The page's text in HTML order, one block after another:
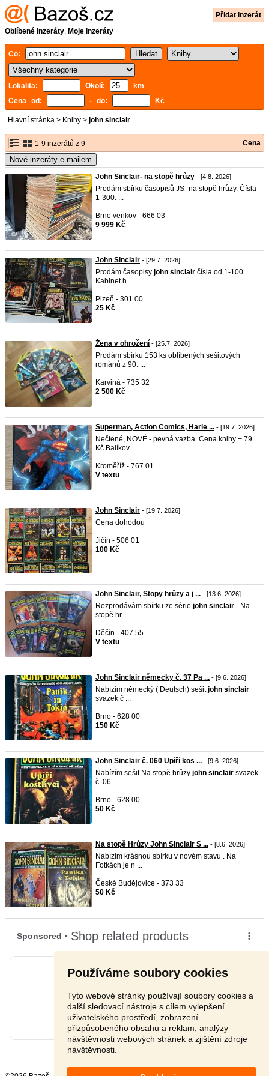
Používáme soubory cookies
Tyto webové stránky používají soubory cookies a
další sledovací nástroje s cílem vylepšení
uživatelského prostředí, zobrazení
přizpůsobeného obsahu a reklam, analýzy
návštěvnosti webových stránek a zjištění zdroje
návštěvnosti.
Přidat inzerát
Oblíbené inzeráty, Moje inzeráty
Co:
Lokalita: Okolí:
km
Cena od:
- do: Kč
Hlavní stránka > Knihy > john sinclair
1-9 inzerátů z 9 Cena
Nové inzeráty e-mailem
John Sinclair- na stopě hrůzy - [4.8. 2026]
Prodám sbírku časopisů JS- na stopě hrůzy. Čísla
1-300. ...
Brno venkov - 666 03
9 999 Kč
John Sinclair - [29.7. 2026]
Prodám časopisy john sinclair čísla od 1-100.
Kabinet h ...
Plzeň - 301 00
25 Kč
Žena v ohrožení - [25.7. 2026]
Prodám sbírku 153 ks oblíbených sešitových
románů z 90. ...
Karviná - 735 32
2 500 Kč
Superman, Action Comics, Harle ... - [19.7. 2026]
Nečtené, NOVÉ - pevná vazba. Cena knihy + 79
Kč Balíkov ...
Kroměříž - 767 01
V textu
John Sinclair - [19.7. 2026]
Cena dohodou
Jičín - 506 01
100 Kč
John Sinclair, Stopy hrůzy a j ... - [13.6. 2026]
Rozprodávám sbírku ze série john sinclair - Na
stopě hr ...
Děčín - 407 55
V textu
John Sinclair německy č. 37 Pa ... - [9.6. 2026]
Nabízím německý ( Deutsch) sešitjohn sinclair
svazek č ...
Brno - 628 00
150 Kč
John Sinclair č. 060 Upíří kos ... - [9.6. 2026]
Nabízím sešit Na stopě hrůzy john sinclair svazek
č. 06 ...
Brno - 628 00
50 Kč
Na stopě Hrůzy John Sinclair S ... - [8.6. 2026]
Nabízím krásnou sbírku v novém stavu . Na
Fotkách je n ...
České Budějovice - 373 33
50 Kč